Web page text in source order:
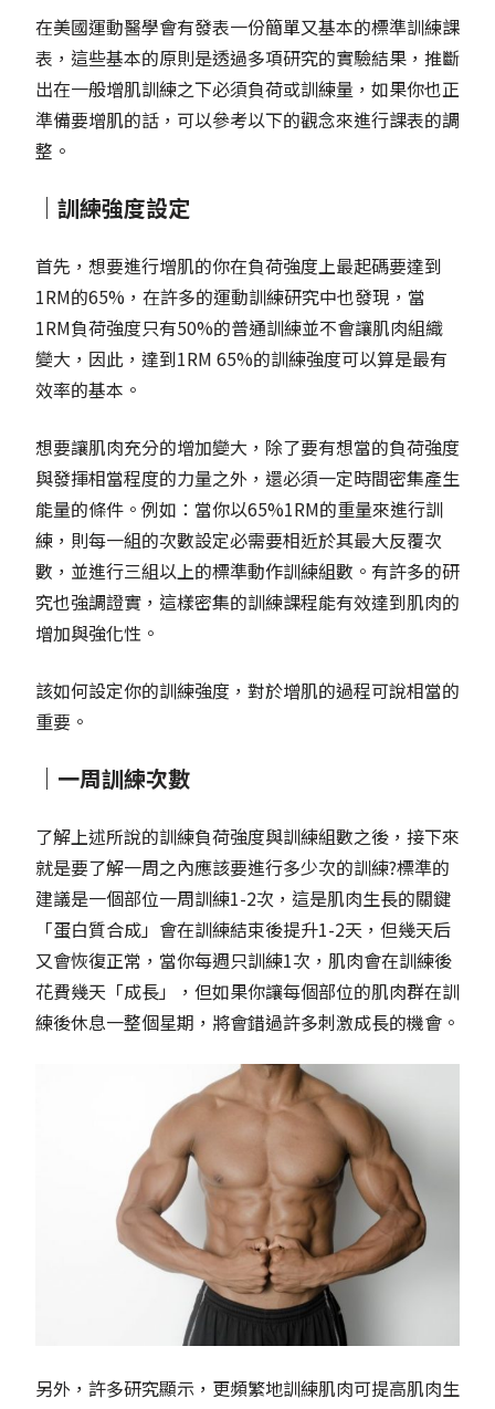
在美國運動醫學會有發表一份簡單又基本的標準訓練課
表，這些基本的原則是透過多項研究的實驗結果，推斷
出在一般增肌訓練之下必須負荷或訓練量，如果你也正
準備要增肌的話，可以參考以下的觀念來進行課表的調
整。
｜訓練強度設定
首先，想要進行增肌的你在負荷強度上最起碼要達到
1RM的65%，在許多的運動訓練研究中也發現，當
1RM負荷強度只有50%的普通訓練並不會讓肌肉組織
變大，因此，達到1RM 65%的訓練強度可以算是最有
效率的基本。
想要讓肌肉充分的增加變大，除了要有想當的負荷強度
與發揮相當程度的力量之外，還必須一定時間密集產生
能量的條件。例如：當你以65%1RM的重量來進行訓
練，則每一組的次數設定必需要相近於其最大反覆次
數，並進行三組以上的標準動作訓練組數。有許多的研
究也強調證實，這樣密集的訓練課程能有效達到肌肉的
增加與強化性。
該如何設定你的訓練強度，對於增肌的過程可說相當的
重要。
｜一周訓練次數
了解上述所說的訓練負荷強度與訓練組數之後，接下來
就是要了解一周之內應該要進行多少次的訓練?標準的
建議是一個部位一周訓練1-2次，這是肌肉生長的關鍵
「蛋白質合成」會在訓練結束後提升1-2天，但幾天后
又會恢復正常，當你每週只訓練1次，肌肉會在訓練後
花費幾天「成長」，但如果你讓每個部位的肌肉群在訓
練後休息一整個星期，將會錯過許多刺激成長的機會。
另外，許多研究顯示，更頻繁地訓練肌肉可提高肌肉生